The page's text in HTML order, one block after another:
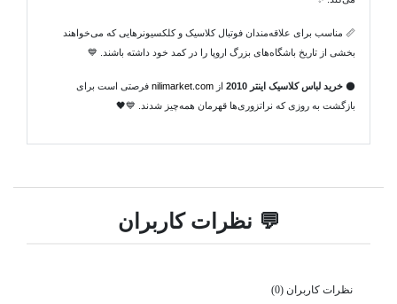
📏 مناسب برای علاقه‌مندان فوتبال کلاسیک و کلکسیونرهایی که می‌خواهند
بخشی از تاریخ باشگاه‌های بزرگ اروپا را در کمد خود داشته باشند. 💙
⚫ خرید لباس کلاسیک اینتر 2010 از nilimarket.com فرصتی است برای
بازگشت به روزی که نراتزوری‌ها قهرمان همه‌چیز شدند. 💙🖤
💬 نظرات کاربران
نظرات کاربران (0)